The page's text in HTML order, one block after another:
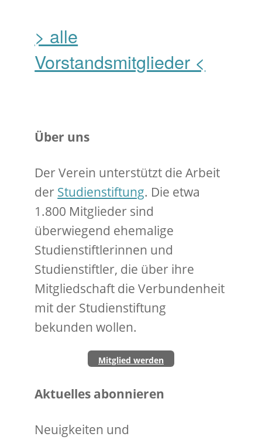
> alle
Vorstandsmitglieder <
Über uns
Der Verein unterstützt die Arbeit
der Studienstiftung. Die etwa
1.800 Mitglieder sind
überwiegend ehemalige
Studienstiftlerinnen und
Studienstiftler, die über ihre
Mitgliedschaft die Verbundenheit
mit der Studienstiftung
bekunden wollen.
Mitglied werden
Aktuelles abonnieren
Neuigkeiten und